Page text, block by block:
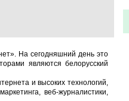
На сегодняшний день это
являются белорусский
и высоких технологий,
веб-журналистики,